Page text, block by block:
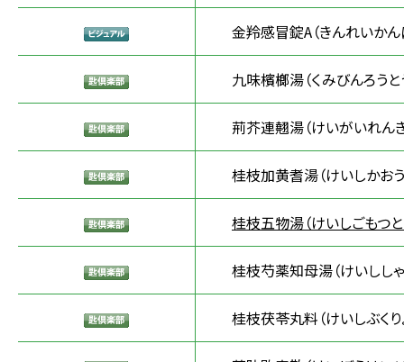
金羚感冒錠A（きんれいかん
九味檳榔湯（くみびんろうと
荊芥連翹湯（けいがいれん
桂枝加黄耆湯（けいしかお
桂枝五物湯（けいしごもつと
桂枝芍薬知母湯（けいししゃ
桂枝茯苓丸料（けいしぶくり